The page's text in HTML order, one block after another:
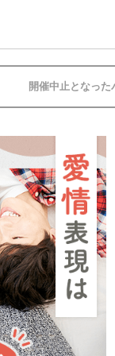
開催中止となった